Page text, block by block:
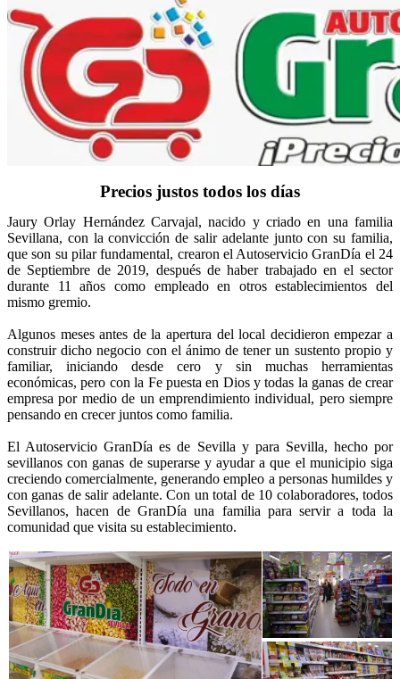
Precios justos todos los días
Jaury Orlay Hernández Carvajal, nacido y criado en una familia
Sevillana, con la convicción de salir adelante junto con su familia,
que son su pilar fundamental, crearon el Autoservicio GranDía el 24
de Septiembre de 2019, después de haber trabajado en el sector
durante 11 años como empleado en otros establecimientos del
mismo gremio.
Algunos meses antes de la apertura del local decidieron empezar a
construir dicho negocio con el ánimo de tener un sustento propio y
familiar, iniciando desde cero y sin muchas herramientas
económicas, pero con la Fe puesta en Dios y todas la ganas de crear
empresa por medio de un emprendimiento individual, pero siempre
pensando en crecer juntos como familia.
El Autoservicio GranDía es de Sevilla y para Sevilla, hecho por
sevillanos con ganas de superarse y ayudar a que el municipio siga
creciendo comercialmente, generando empleo a personas humildes y
con ganas de salir adelante. Con un total de 10 colaboradores, todos
Sevillanos, hacen de GranDía una familia para servir a toda la
comunidad que visita su establecimiento.